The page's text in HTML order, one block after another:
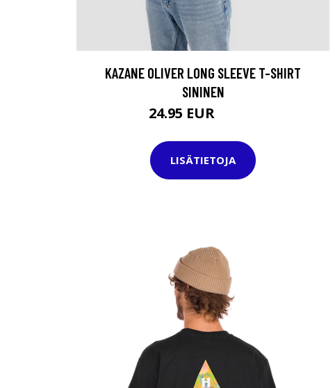
KAZANE OLIVER LONG SLEEVE T-SHIRT
SININEN
24.95 EUR
LISÄTIETOJA